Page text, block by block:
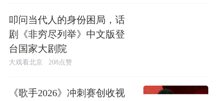
叩问当代人的身份困局，话
剧《非穷尽列举》中文版登
台国家大剧院
大戏看北京 208点赞
《歌手2026》冲刺赛创收视